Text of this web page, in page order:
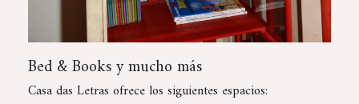
Bed & Books y mucho más
Casa das Letras ofrece los siguientes espacios: